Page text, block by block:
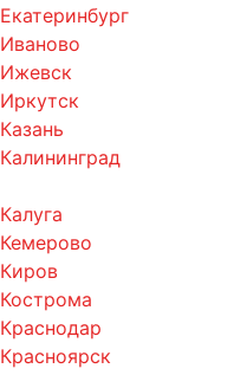
Екатеринбург
Иваново
Ижевск
Иркутск
Казань
Калининград
Калуга
Кемерово
Киров
Кострома
Краснодар
Красноярск